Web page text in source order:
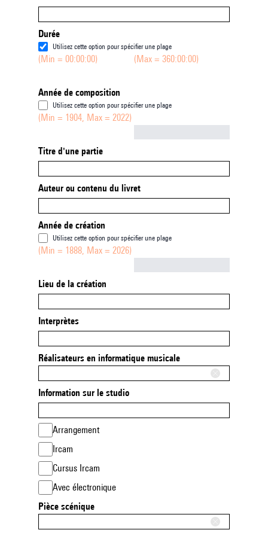
Durée
Utilisez cette option pour spécifier une plage
(Min = 00:00:00) (Max = 360:00:00)
Année de composition
Utilisez cette option pour spécifier une plage
(Min = 1904, Max = 2022)
Titre d'une partie
Auteur ou contenu du livret
Année de création
Utilisez cette option pour spécifier une plage
(Min = 1888, Max = 2026)
Lieu de la création
Interprètes
Réalisateurs en informatique musicale
Information sur le studio
Arrangement
Ircam
Cursus Ircam
Avec électronique
Pièce scénique